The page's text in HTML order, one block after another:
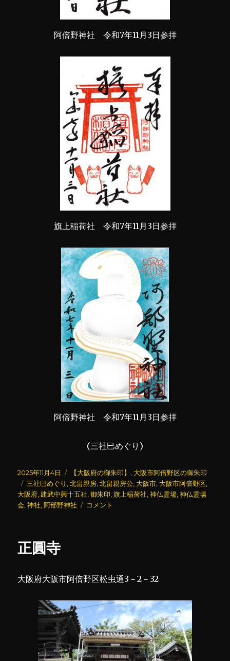
阿倍野神社 令和7年11月3日参拝
旗上稲荷社 令和7年11月3日参拝
阿倍野神社 令和7年11月3日参拝
(三社巳めぐり)
投
稿
日:
2025年11月4日
カ
テ
ゴ
リ
【大阪府の御朱印】
大阪市阿倍野区の御朱印
タ
グ
三社巳めぐり ,北畠親房 ,北畠親房公 大阪市 大阪市阿倍野区
大阪府 ,建武中興十五社 ,御朱印 ,旗上稲荷社 ,神仏霊場 ,神仏霊場
会 ,神社 ,阿部野神社
阿
コメント
正圓寺
大阪府大阪市阿倍野区松虫通3－2－32